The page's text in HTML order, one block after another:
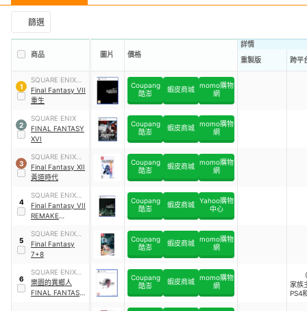
篩選
商品 圖片 價格
詳情
重製版
跨平
1
SQUARE ENIX史
克威爾艾尼克斯
Final Fantasy VII
重生
Coupang
酷澎
蝦皮商城 momo購物
網
2
SQUARE ENIX
FINAL FANTASY
XVI
Coupang
酷澎
蝦皮商城 momo購物
網
3
SQUARE ENIX史
克威爾艾尼克斯
Final Fantasy XII
黃道時代
Coupang
酷澎
蝦皮商城 momo購物
網
4
SQUARE ENIX史
克威爾艾尼克斯
Final Fantasy VII
REMAKE
Coupang
酷澎
蝦皮商城 Yahoo購物
中心
5
SQUARE ENIX史
克威爾艾尼克斯
Final Fantasy
7+8
Coupang
酷澎
蝦皮商城 momo購物
網
6
SQUARE ENIX史
克威爾艾尼克斯
樂園的異鄉人
FINAL FANTASY
Coupang
酷澎
蝦皮商城 momo購物
網
家族
PS4